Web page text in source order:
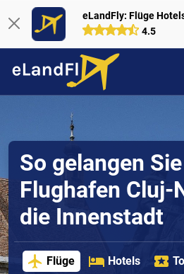
eLandFly: Flüge
4.5
So gelangen
Flughafen Cluj-
die Innenstadt
Flüge Hotels